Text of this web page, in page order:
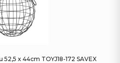
x 44cm TOYJ18-172 SAVEX